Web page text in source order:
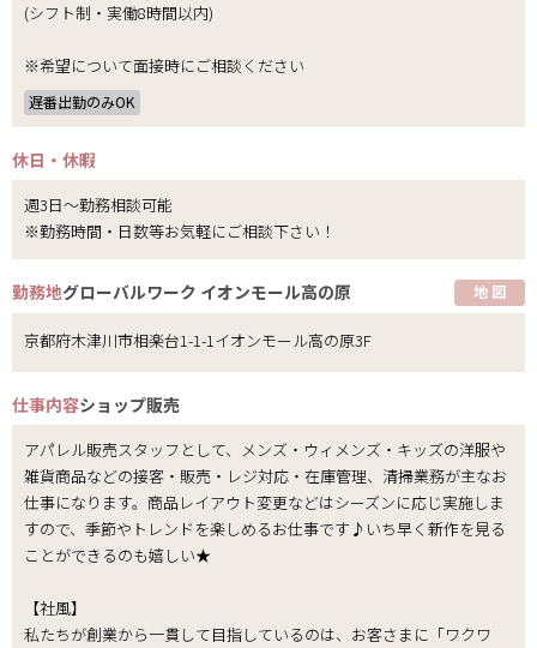
(シフト制・実働8時間以内)
※希望について面接時にご相談ください
遅番出勤のみOK
休日・休暇
週3日～勤務相談可能
※勤務時間・日数等お気軽にご相談下さい！
勤務地グローバルワーク イオンモール高の原 地 図
京都府木津川市相楽台1-1-1イオンモール高の原3F
仕事内容ショップ販売
アパレル販売スタッフとして、メンズ・ウィメンズ・キッズの洋服や
雑貨商品などの接客・販売・レジ対応・在庫管理、清掃業務が主なお
仕事になります。商品レイアウト変更などはシーズンに応じ実施しま
すので、季節やトレンドを楽しめるお仕事です♪いち早く新作を見る
ことができるのも嬉しい★
【社風】
私たちが創業から一貫して目指しているのは、お客さまに「ワクワ